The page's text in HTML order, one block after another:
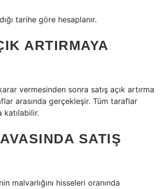
tarihe göre hesaplanır.
ARTIRMAYA
vermesinden sonra satış açık artırma
arasında gerçekleşir. Tüm taraflar
katılabilir.
SATIŞ
malvarlığını hisseleri oranında